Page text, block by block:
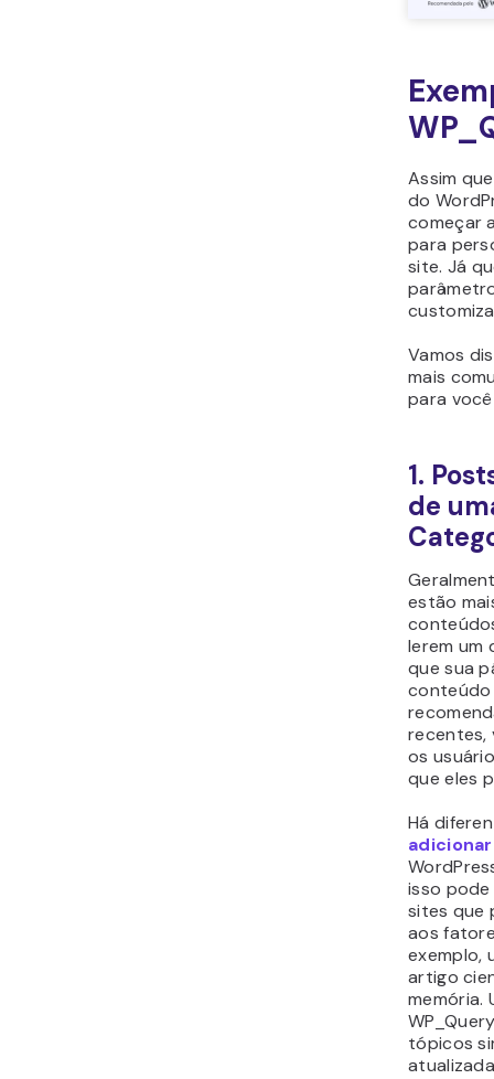
Assim
do
começar
para
site. Já
Vamos
mais
para
1.
de
estão
lerem um
que sua
conteúdo
recentes,
os
que eles
Há
isso
sites que
aos
exemplo,
artigo
memória.
tópicos